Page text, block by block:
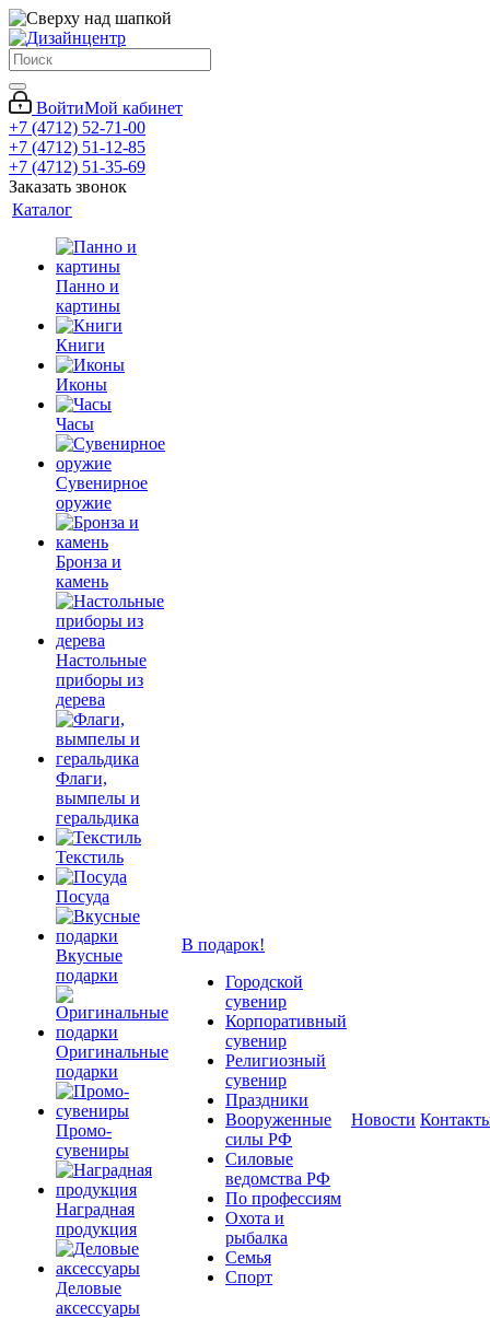
ВойтиМой кабинет
+7 (4712) 52-71-00
+7 (4712) 51-12-85
+7 (4712) 51-35-69
Заказать звонок
Каталог
Панно и
картины
Книги
Иконы
Часы
Сувенирное
оружие
Бронза и
камень
Настольные
приборы из
дерева
Флаги,
вымпелы и
геральдика
Текстиль
Посуда
Вкусные
подарки
Оригинальные
подарки
Промо-
сувениры
Наградная
продукция
Деловые
аксессуары
В подарок!
Городской
сувенир
Корпоративный
сувенир
Религиозный
сувенир
Праздники
Вооруженные
силы РФ
Силовые
ведомства РФ
По профессиям
Охота и
рыбалка
Семья
Спорт
Новости